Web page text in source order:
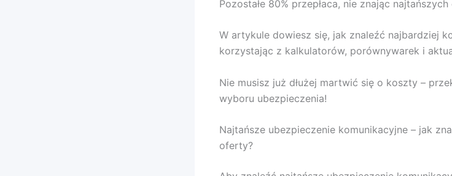
Pozostałe 80% przepłaca, nie znając
W artykule dowiesz się, jak znaleźć najbardziej
korzystając z kalkulatorów, porównywarek i
Nie musisz już dłużej martwić się o koszty –
wyboru ubezpieczenia!
Najtańsze ubezpieczenie komunikacyjne – jak
oferty?